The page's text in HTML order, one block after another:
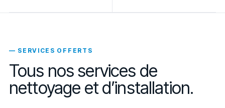
— SERVICES OFFERTS
Tous nos services de
nettoyage et d’installation.